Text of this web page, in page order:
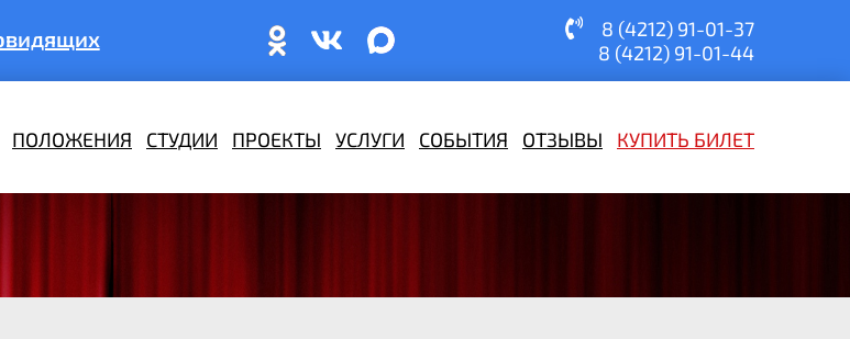
8 (4212) 91-01-37
8 (4212) 91-01-44
ПОЛОЖЕНИЯ СТУДИИ ПРОЕКТЫ УСЛУГИ СОБЫТИЯ ОТЗЫВЫ КУПИТЬ БИЛЕТ